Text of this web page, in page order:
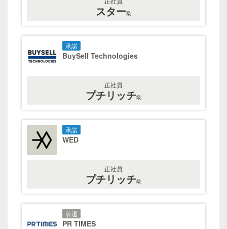
スター級
承諾
BuySell Technologies
正社員
プチリッチ級
承諾
WED
正社員
プチリッチ級
辞退
PR TIMES